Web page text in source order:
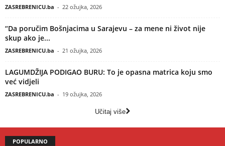
ZASREBRENICU.ba - 22 ožujka, 2026
“Da poručim Bošnjacima u Sarajevu – za mene ni život nije
skup ako je...
ZASREBRENICU.ba - 21 ožujka, 2026
LAGUMDŽIJA PODIGAO BURU: To je opasna matrica koju smo
već vidjeli
ZASREBRENICU.ba - 19 ožujka, 2026
Učitaj više
POPULARNO